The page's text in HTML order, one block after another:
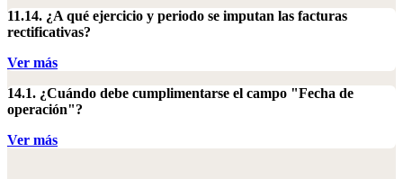
11.14. ¿A qué ejercicio y periodo se imputan las facturas
rectificativas?
Ver más
14.1. ¿Cuándo debe cumplimentarse el campo "Fecha de
operación"?
Ver más